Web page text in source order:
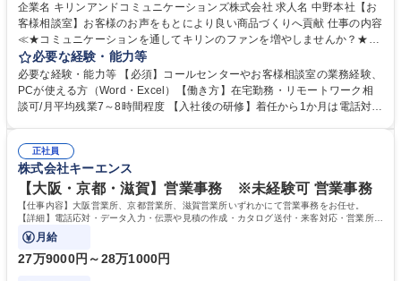
企業名 キリンアンドコミュニケーションズ株式会社 求人名 中野本社【お
客様相談室】お客様のお声をもとにより良い商品づくりへ貢献 仕事の内容
≪★コミュニケーションを通してキリンのファンを増やしませんか？★≫
お客様のお声をより良い商品づくりに活かしていく上で、窓口となるお客
様相談室でのお仕事です。 日々お客様からいただくキリングループへのご
意見を、企業活動に活かしています。お客様からの声に迅速かつ誠意をも
って対応、情報提供するとともにグループ内活動に反映しています。 【具
平均100件前後■メール・手紙：同上40件前後 募集職種 中野本社【お客様
相談室】お客様のお声をもとにより良い商品づくりへ貢献
必要な経験・能力等
必要な経験・能力等 【必須】コールセンターやお客様相談室の業務経験、
PCが使える方（Word・Excel）【働き方】在宅勤務・リモートワーク相
談可/月平均残業7～8時間程度 【入社後の研修】着任から1か月は電話対応
すのでご安心ください。 【当社について】キリングループの広報機能を担
う会社として、お客様との出会いを大切にし、磨き上げたホスピタリティ
を込めてコミュニケーションをとりながら広報関連業務を行っておりま
す。 学歴・資格 学歴：大学院 大学 高専 短大 専修学校 高校 語学力： 資
格：
正社員
株式会社キーエンス
【大阪・京都・滋賀】営業事務 ※未経験可 営業事務
【仕事内容】大阪営業所、京都営業所、滋賀営業所いずれかにて営業事務をお任せ。
【詳細】電話応対・データ入力・伝票や見積の作成・カタログ送付・来客対応・営業所内
で発生する事務業務や業務改善をお任せ。
月給
27万9000円～28万1000円